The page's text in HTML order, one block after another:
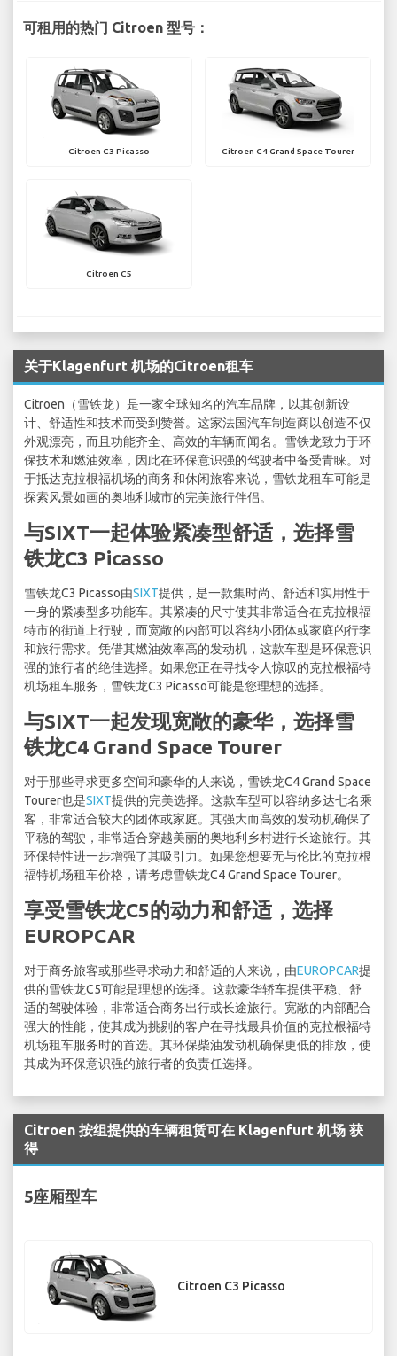
可租用的热门 Citroen 型号：
Citroen C3 Picasso Citroen C4 Grand Space Tourer
Citroen C5
关于Klagenfurt 机场的Citroen租车
Citroen（雪铁龙）是一家全球知名的汽车品牌，以其创新设
计、舒适性和技术而受到赞誉。这家法国汽车制造商以创造不仅
外观漂亮，而且功能齐全、高效的车辆而闻名。雪铁龙致力于环
保技术和燃油效率，因此在环保意识强的驾驶者中备受青睐。对
于抵达克拉根福机场的商务和休闲旅客来说，雪铁龙租车可能是
探索风景如画的奥地利城市的完美旅行伴侣。
与SIXT一起体验紧凑型舒适，选择雪
铁龙C3 Picasso
雪铁龙C3 Picasso由SIXT提供，是一款集时尚、舒适和实用性于
一身的紧凑型多功能车。其紧凑的尺寸使其非常适合在克拉根福
特市的街道上行驶，而宽敞的内部可以容纳小团体或家庭的行李
和旅行需求。凭借其燃油效率高的发动机，这款车型是环保意识
强的旅行者的绝佳选择。如果您正在寻找令人惊叹的克拉根福特
机场租车服务，雪铁龙C3 Picasso可能是您理想的选择。
与SIXT一起发现宽敞的豪华，选择雪
铁龙C4 Grand Space Tourer
对于那些寻求更多空间和豪华的人来说，雪铁龙C4 Grand Space
Tourer也是SIXT提供的完美选择。这款车型可以容纳多达七名乘
客，非常适合较大的团体或家庭。其强大而高效的发动机确保了
平稳的驾驶，非常适合穿越美丽的奥地利乡村进行长途旅行。其
环保特性进一步增强了其吸引力。如果您想要无与伦比的克拉根
福特机场租车价格，请考虑雪铁龙C4 Grand Space Tourer。
享受雪铁龙C5的动力和舒适，选择
EUROPCAR
对于商务旅客或那些寻求动力和舒适的人来说，由EUROPCAR提
供的雪铁龙C5可能是理想的选择。这款豪华轿车提供平稳、舒
适的驾驶体验，非常适合商务出行或长途旅行。宽敞的内部配合
强大的性能，使其成为挑剔的客户在寻找最具价值的克拉根福特
机场租车服务时的首选。其环保柴油发动机确保更低的排放，使
其成为环保意识强的旅行者的负责任选择。
Citroen 按组提供的车辆租赁可在 Klagenfurt 机场 获
得
5座厢型车
Citroen C3 Picasso